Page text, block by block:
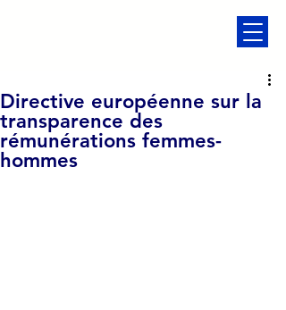
Directive européenne sur la
transparence des
rémunérations femmes-
hommes